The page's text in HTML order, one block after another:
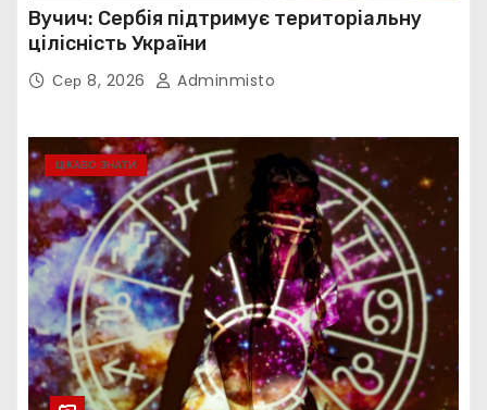
Вучич: Сербія підтримує територіальну
цілісність України
Сер 8, 2026 Adminmisto
ЦІКАВО ЗНАТИ